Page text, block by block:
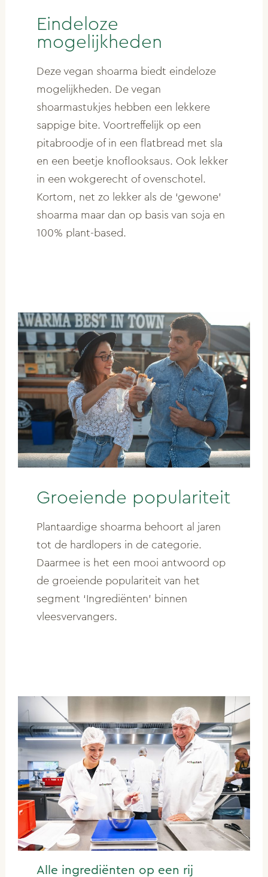
Eindeloze
mogelijkheden
Deze vegan shoarma biedt eindeloze
mogelijkheden. De vegan
shoarmastukjes hebben een lekkere
sappige bite. Voortreffelijk op een
pitabroodje of in een flatbread met sla
en een beetje knoflooksaus. Ook lekker
in een wokgerecht of ovenschotel.
Kortom, net zo lekker als de ‘gewone’
shoarma maar dan op basis van soja en
100% plant-based.
Groeiende populariteit
Plantaardige shoarma behoort al jaren
tot de hardlopers in de categorie.
Daarmee is het een mooi antwoord op
de groeiende populariteit van het
segment ‘Ingrediënten’ binnen
vleesvervangers.
Alle ingrediënten op een rij